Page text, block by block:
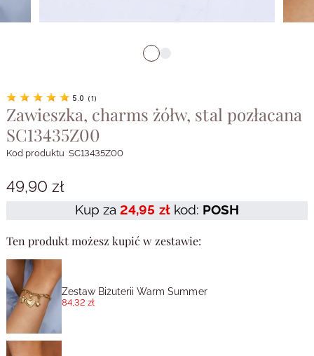
5.0 ( 1 )
Zawieszka, charms żółw, stal pozłacana
SC13435Z00
Kod produktu SC13435Z00
49,90 zł
Kup za24,95 złkod: POSH
Ten produkt możesz kupić w zestawie:
Zestaw Biżuterii Warm Summer
84,32 zł